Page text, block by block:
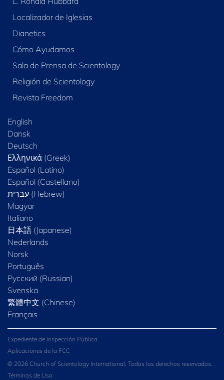
Localizador de Iglesias
Dianetics
Cómo Ayudamos
Sala de Prensa de Scientology
Religión de Scientology
Revista Freedom
English
Dansk
Deutsch
Ελληνικά (Greek)
Español (Latino)
Español (Castellano)
Magyar
Italiano
日本語 (Japanese)
Nederlands
Norsk
Português
Русский (Russian)
Svenska
繁體中文 (Chinese)
Français
Expediente de Inspección Pública
Aplicaciones de la FCC
© 2026 Church of Scientology International. Todos los derechos reservados.
Términos de Uso